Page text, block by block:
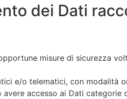
dei Dati
misure di sicurezza
e/o telematici, con modalità
accesso ai Dati categorie